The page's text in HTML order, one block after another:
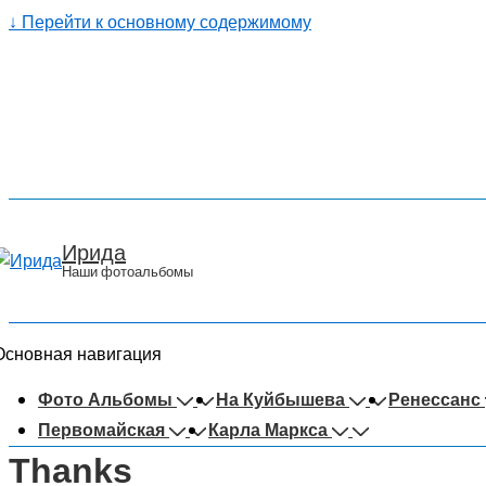
↓ Перейти к основному содержимому
Ирида
Наши фотоальбомы
навигация
Фото Альбомы На Куйбышева
Ренессанс
Первомайская
Карла Маркса
Thanks